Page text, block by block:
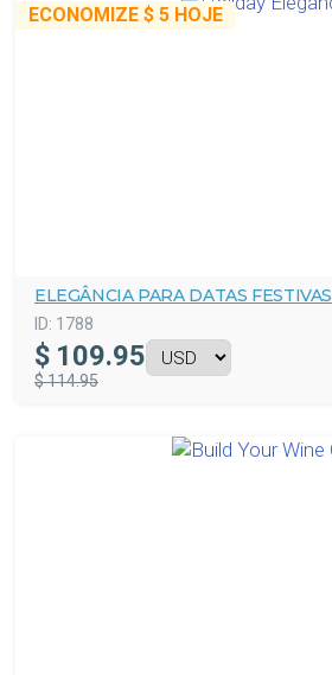
ECONOMIZE $ 5 HOJE
ELEGÂNCIA PARA DATAS FESTIVAS
ID: 1788
$ 109.95
$ 114.95